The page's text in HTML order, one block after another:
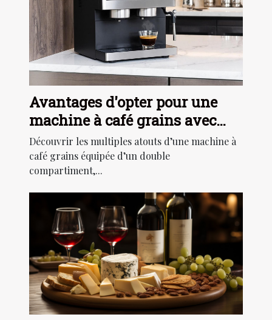
Avantages d'opter pour une
machine à café grains avec
double compartiment
Découvrir les multiples atouts d’une machine à
café grains équipée d’un double
compartiment,...